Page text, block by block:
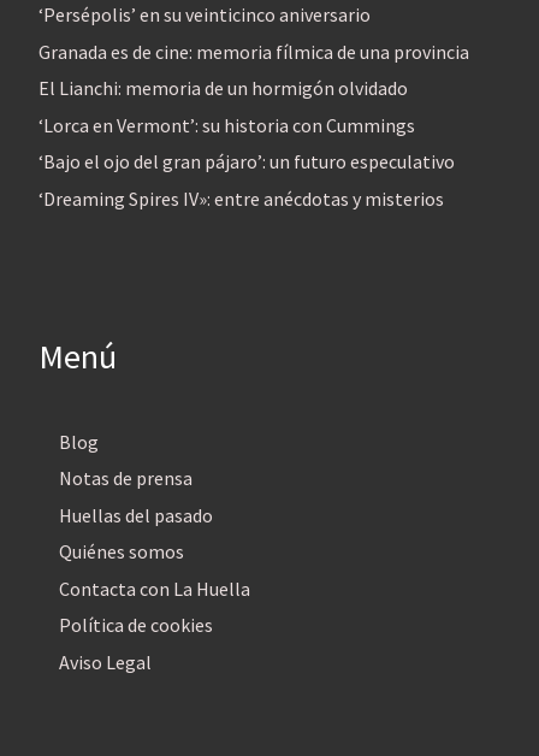
‘Persépolis’ en su veinticinco aniversario
Granada es de cine: memoria fílmica de una provincia
El Lianchi: memoria de un hormigón olvidado
‘Lorca en Vermont’: su historia con Cummings
‘Bajo el ojo del gran pájaro’: un futuro especulativo
‘Dreaming Spires IV»: entre anécdotas y misterios
Menú
Blog
Notas de prensa
Huellas del pasado
Quiénes somos
Contacta con La Huella
Política de cookies
Aviso Legal